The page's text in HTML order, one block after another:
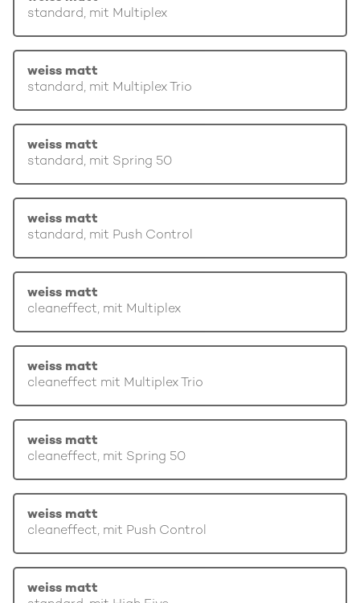
standard, mit Multiplex
weiss matt
standard, mit Multiplex Trio
weiss matt
standard, mit Spring 50
weiss matt
standard, mit Push Control
weiss matt
cleaneffect, mit Multiplex
weiss matt
cleaneffect mit Multiplex Trio
weiss matt
cleaneffect, mit Spring 50
weiss matt
cleaneffect, mit Push Control
weiss matt